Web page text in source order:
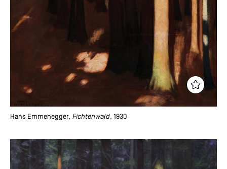
Hans Emmenegger, Fichtenwald, 1930